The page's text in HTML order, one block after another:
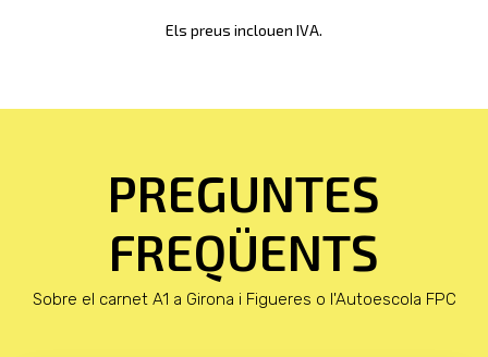
Els preus inclouen IVA.
PREGUNTES
FREQÜENTS
Sobre el carnet A1 a Girona i Figueres o l'Autoescola FPC